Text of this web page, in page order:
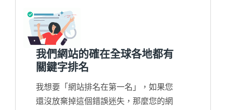
我們網站的確在全球各地都有
關鍵字排名
我想要「網站排名在第一名」，如果您
還沒放棄掉這個錯誤迷失，那麼您的網